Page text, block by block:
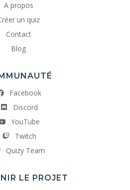
A propos
un quiz
Contact
Blog
Facebook
Discord
YouTube
Twitch
Quizy Team
LE PROJET